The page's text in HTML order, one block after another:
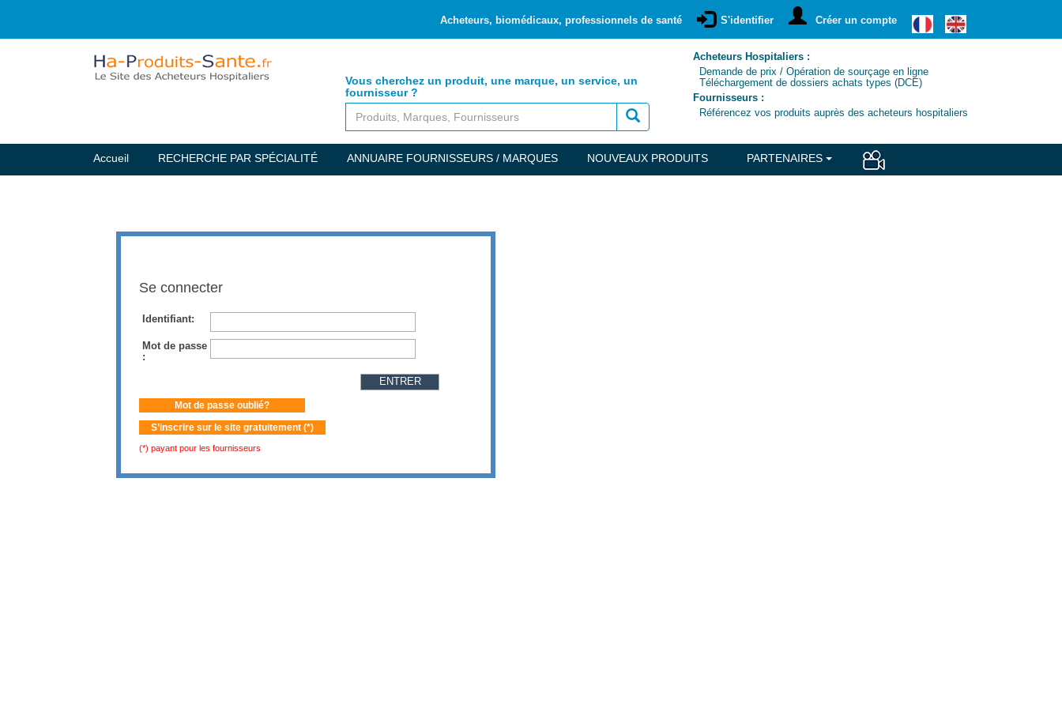
Acheteurs, biomédicaux, professionnels de santé S'identifier Créer un compte
Vous cherchez un produit, une marque, un service, un
fournisseur ?
Acheteurs Hospitaliers :
Demande de prix / Opération de sourçage en ligne
Téléchargement de dossiers achats types (DCE)
Fournisseurs :
Référencez vos produits auprès des acheteurs hospitaliers
Accueil RECHERCHE PAR SPÉCIALITÉ ANNUAIRE FOURNISSEURS / MARQUES NOUVEAUX PRODUITS PARTENAIRES
Se connecter
Identifiant:
Mot de passe
:
Mot de passe oublié?
S’inscrire sur le site gratuitement (*)
(*) payant pour les fournisseurs